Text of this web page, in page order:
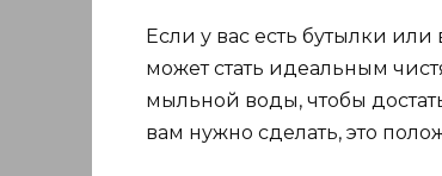
Если у вас есть бутылки
может стать идеальным
мыльной воды, чтобы
вам нужно сделать, это